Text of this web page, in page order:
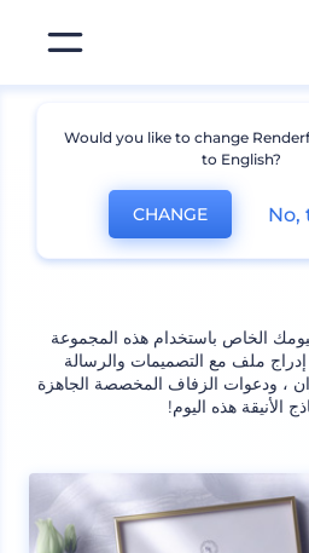
رائعة لدعوة
الخاص باستخدام هذه المجموعة
ملف مع التصميمات والرسالة
، ودعوات الزفاف المخصصة الجاهزة
الأنيقة هذه اليوم!
Would you like to change
to English?
CHANGE No,